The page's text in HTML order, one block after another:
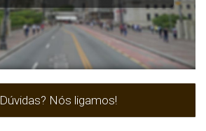
Dúvidas? Nós ligamos!